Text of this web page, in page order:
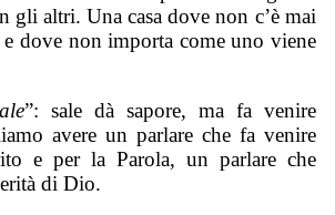
altri. Una casa dove non c’è mai
dove non importa come uno viene
”: sale dà sapore, ma fa venire
avere un parlare che fa venire
e per la Parola, un parlare che
di Dio.